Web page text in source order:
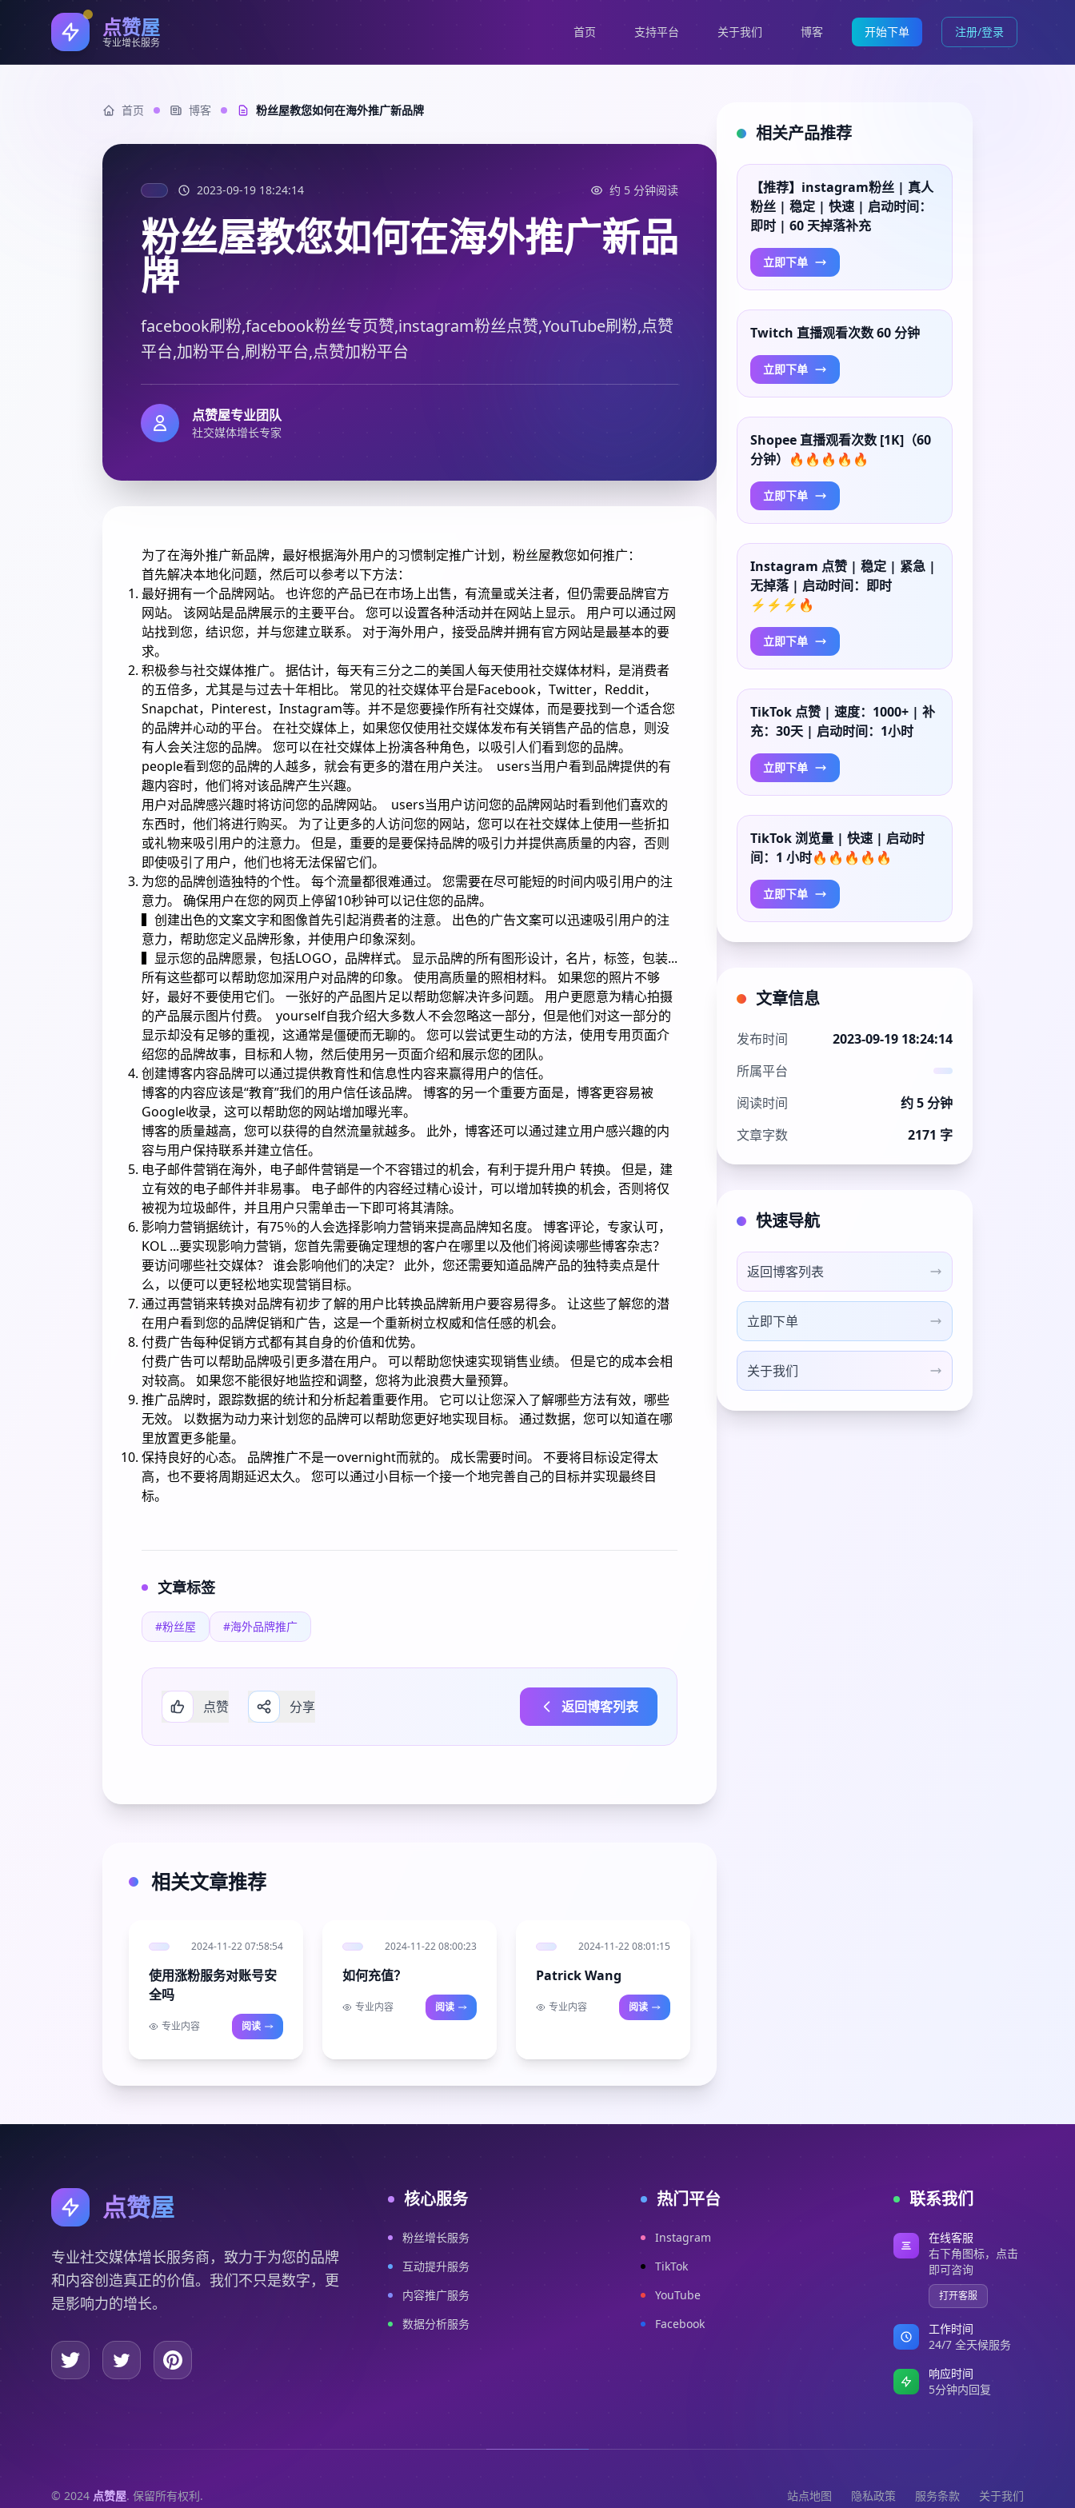
点赞屋
专业增长服务
首页 支持平台 关于我们 博客 开始下单 注册/登录
首页 博客 粉丝屋教您如何在海外推广新品牌
2023-09-19 18:24:14 约 5 分钟阅读
粉丝屋教您如何在海外推广新品
牌
facebook刷粉,facebook粉丝专页赞,instagram粉丝点赞,YouTube刷粉,点赞
平台,加粉平台,刷粉平台,点赞加粉平台
点赞屋专业团队
社交媒体增长专家
为了在海外推广新品牌，最好根据海外用户的习惯制定推广计划，粉丝屋教您如何推广：
首先解决本地化问题，然后可以参考以下方法：
最好拥有一个品牌网站。 也许您的产品已在市场上出售，有流量或关注者，但仍需要品牌官方
网站。 该网站是品牌展示的主要平台。 您可以设置各种活动并在网站上显示。 用户可以通过网
站找到您，结识您，并与您建立联系。 对于海外用户，接受品牌并拥有官方网站是最基本的要
求。
积极参与社交媒体推广。 据估计，每天有三分之二的美国人每天使用社交媒体材料，是消费者
的五倍多，尤其是与过去十年相比。 常见的社交媒体平台是Facebook，Twitter，Reddit，
Snapchat，Pinterest，Instagram等。并不是您要操作所有社交媒体，而是要找到一个适合您
的品牌并心动的平台。 在社交媒体上，如果您仅使用社交媒体发布有关销售产品的信息，则没
有人会关注您的品牌。 您可以在社交媒体上扮演各种角色，以吸引人们看到您的品牌。
people看到您的品牌的人越多，就会有更多的潜在用户关注。 users当用户看到品牌提供的有
趣内容时，他们将对该品牌产生兴趣。
用户对品牌感兴趣时将访问您的品牌网站。 users当用户访问您的品牌网站时看到他们喜欢的
东西时，他们将进行购买。 为了让更多的人访问您的网站，您可以在社交媒体上使用一些折扣
或礼物来吸引用户的注意力。 但是，重要的是要保持品牌的吸引力并提供高质量的内容，否则
即使吸引了用户，他们也将无法保留它们。
为您的品牌创造独特的个性。 每个流量都很难通过。 您需要在尽可能短的时间内吸引用户的注
意力。 确保用户在您的网页上停留10秒钟可以记住您的品牌。
▍创建出色的文案文字和图像首先引起消费者的注意。 出色的广告文案可以迅速吸引用户的注
意力，帮助您定义品牌形象，并使用户印象深刻。
▍显示您的品牌愿景，包括LOGO，品牌样式。 显示品牌的所有图形设计，名片，标签，包装...
所有这些都可以帮助您加深用户对品牌的印象。 使用高质量的照相材料。 如果您的照片不够
好，最好不要使用它们。 一张好的产品图片足以帮助您解决许多问题。 用户更愿意为精心拍摄
的产品展示图片付费。 yourself自我介绍大多数人不会忽略这一部分，但是他们对这一部分的
显示却没有足够的重视，这通常是僵硬而无聊的。 您可以尝试更生动的方法，使用专用页面介
绍您的品牌故事，目标和人物，然后使用另一页面介绍和展示您的团队。
创建博客内容品牌可以通过提供教育性和信息性内容来赢得用户的信任。
博客的内容应该是“教育”我们的用户信任该品牌。 博客的另一个重要方面是，博客更容易被
Google收录，这可以帮助您的网站增加曝光率。
博客的质量越高，您可以获得的自然流量就越多。 此外，博客还可以通过建立用户感兴趣的内
容与用户保持联系并建立信任。
电子邮件营销在海外，电子邮件营销是一个不容错过的机会，有利于提升用户 转换。 但是，建
立有效的电子邮件并非易事。 电子邮件的内容经过精心设计，可以增加转换的机会，否则将仅
被视为垃圾邮件，并且用户只需单击一下即可将其清除。
影响力营销据统计，有75％的人会选择影响力营销来提高品牌知名度。 博客评论，专家认可，
KOL ...要实现影响力营销，您首先需要确定理想的客户在哪里以及他们将阅读哪些博客杂志？
要访问哪些社交媒体？ 谁会影响他们的决定？ 此外，您还需要知道品牌产品的独特卖点是什
么，以便可以更轻松地实现营销目标。
通过再营销来转换对品牌有初步了解的用户比转换品牌新用户要容易得多。 让这些了解您的潜
在用户看到您的品牌促销和广告，这是一个重新树立权威和信任感的机会。
付费广告每种促销方式都有其自身的价值和优势。
付费广告可以帮助品牌吸引更多潜在用户。 可以帮助您快速实现销售业绩。 但是它的成本会相
对较高。 如果您不能很好地监控和调整，您将为此浪费大量预算。
推广品牌时，跟踪数据的统计和分析起着重要作用。 它可以让您深入了解哪些方法有效，哪些
无效。 以数据为动力来计划您的品牌可以帮助您更好地实现目标。 通过数据，您可以知道在哪
里放置更多能量。
保持良好的心态。 品牌推广不是一overnight而就的。 成长需要时间。 不要将目标设定得太
高，也不要将周期延迟太久。 您可以通过小目标一个接一个地完善自己的目标并实现最终目
标。
文章标签
#粉丝屋 #海外品牌推广
点赞 分享 返回博客列表
相关文章推荐
2024-11-22 07:58:54
使用涨粉服务对账号安
全吗
专业内容 阅读
2024-11-22 08:00:23
如何充值？
专业内容 阅读
2024-11-22 08:01:15
Patrick Wang
专业内容 阅读
相关产品推荐
【推荐】instagram粉丝 | 真人
粉丝 | 稳定 | 快速 | 启动时间：
即时 | 60 天掉落补充
立即下单
Twitch 直播观看次数 60 分钟
立即下单
Shopee 直播观看次数 [1K]（60
分钟）🔥🔥🔥🔥🔥
立即下单
Instagram 点赞 | 稳定 | 紧急 |
无掉落 | 启动时间：即时
⚡⚡⚡🔥
立即下单
TikTok 点赞 | 速度：1000+ | 补
充：30天 | 启动时间：1小时
立即下单
TikTok 浏览量 | 快速 | 启动时
间：1 小时🔥🔥🔥🔥🔥
立即下单
文章信息
发布时间
2023-09-19 18:24:14
所属平台
阅读时间
约 5 分钟
文章字数
2171 字
快速导航
返回博客列表
立即下单
关于我们
点赞屋
专业社交媒体增长服务商，致力于为您的品牌
和内容创造真正的价值。我们不只是数字，更
是影响力的增长。
核心服务
粉丝增长服务
互动提升服务
内容推广服务
数据分析服务
热门平台
Instagram
TikTok
YouTube
Facebook
联系我们
在线客服
右下角图标，点击
即可咨询
打开客服
工作时间
24/7 全天候服务
响应时间
5分钟内回复
© 2024 点赞屋. 保留所有权利. 站点地图 隐私政策 服务条款 关于我们